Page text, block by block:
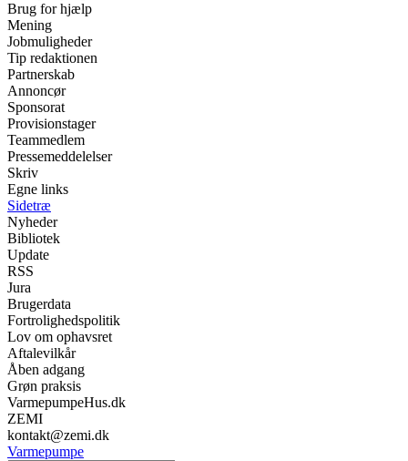
Brug for hjælp
Mening
Jobmuligheder
Tip redaktionen
Partnerskab
Annoncør
Sponsorat
Provisionstager
Teammedlem
Pressemeddelelser
Skriv
Egne links
Sidetræ
Nyheder
Bibliotek
Update
RSS
Jura
Brugerdata
Fortrolighedspolitik
Lov om ophavsret
Aftalevilkår
Åben adgang
Grøn praksis
VarmepumpeHus.dk
ZEMI
kontakt@zemi.dk
Varmepumpe